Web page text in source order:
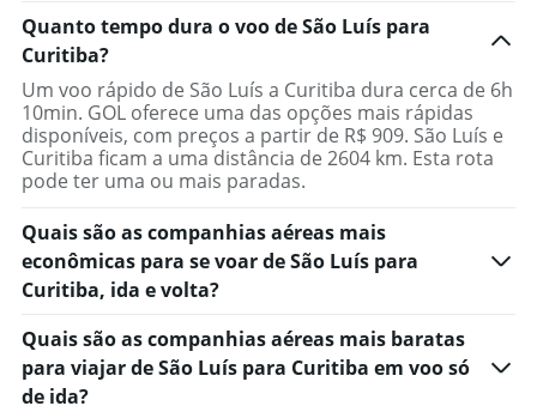
Quanto tempo dura o voo de São Luís para
Curitiba?
Um voo rápido de São Luís a Curitiba dura cerca de 6h
10min. GOL oferece uma das opções mais rápidas
disponíveis, com preços a partir de R$ 909. São Luís e
Curitiba ficam a uma distância de 2604 km. Esta rota
pode ter uma ou mais paradas.
Quais são as companhias aéreas mais
econômicas para se voar de São Luís para
Curitiba, ida e volta?
Quais são as companhias aéreas mais baratas
para viajar de São Luís para Curitiba em voo só
de ida?